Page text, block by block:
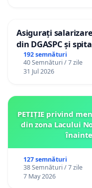
Asigurați
din DGASPC și
192 semnături
40 Semnături / 7 zile
31 Jul 2026
PETIȚIE privind
din zona Lacului
127 semnături
38 Semnături / 7 zile
7 May 2026